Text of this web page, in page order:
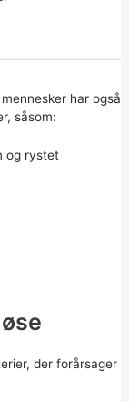
har også
såsom:
og rystet
der forårsager